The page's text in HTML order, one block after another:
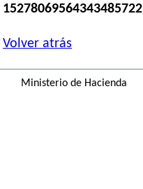
15278069564343485722
Volver atrás
Ministerio de Hacienda